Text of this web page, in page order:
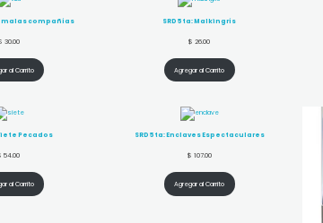
malas compañías
30.00
al Carrito
SRD 5ta: Malkingrís
$ 26.00
Agregar al Carrito
Pecados
54.00
al Carrito
SRD 5ta: Enclaves Espectaculares
$ 107.00
Agregar al Carrito